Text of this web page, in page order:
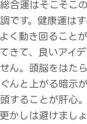
合運はそこそこ
です。健康運は
く動き回ること
きて、良いアイ
ん。頭脳をはた
んと上がる暗示
することが肝心
かしは避けましょ